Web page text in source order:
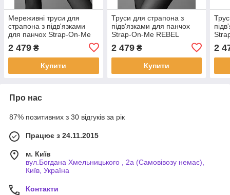
Мереживні труси для
страпона з підв'язками
для панчох Strap-On-Me
Puls69
2 479 ₴
Купити
Труси для страпона з
підв'язками для панчох
Strap-On-Me REBEL
2 479₴
Купити
2
Про нас
87% позитивних з 30 відгуків за рік
Працює з 24.11.2015
м. Київ
вул.Богдана Хмельницького , 2а (Самовівозу немає),
Київ, Україна
Контакти